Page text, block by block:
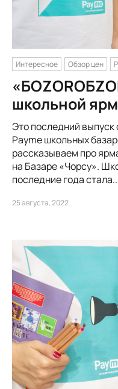
Интересное Обзор цен
школьной
Это последний выпуск
Payme школьных
рассказываем про
на Базаре «Чорсу».
последние года
25 августа, 2022